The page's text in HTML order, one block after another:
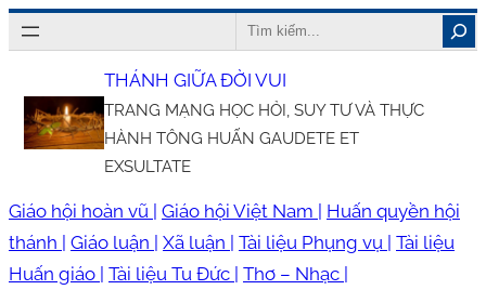
Chuyển
đến
nội
dung
Search
THÁNH GIỮA ĐỜI VUI
TRANG MẠNG HỌC HỎI, SUY TƯ VÀ THỰC
HÀNH TÔNG HUẤN GAUDETE ET
EXSULTATE
Giáo hội hoàn vũ | Giáo hội Việt Nam | Huấn quyền hội
thánh | Giáo luận | Xã luận | Tài liệu Phụng vụ | Tài liệu
Huấn giáo | Tài liệu Tu Đức | Thơ – Nhạc |